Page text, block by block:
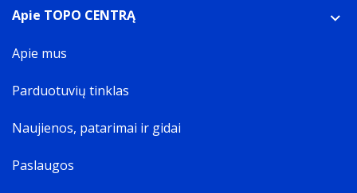
Apie TOPO CENTRĄ
Apie mus
Parduotuvių tinklas
Naujienos, patarimai ir gidai
Paslaugos